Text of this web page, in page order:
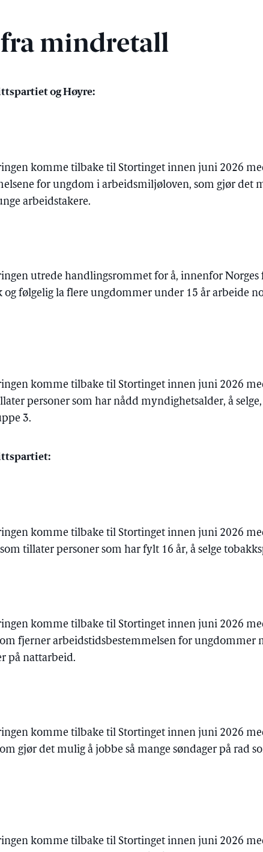
fra mindretall
og Høyre:
komme tilbake til Stortinget innen juni 2026
for ungdom i arbeidsmiljøloven, som gjør det
arbeidstakere.
utrede handlingsrommet for å, innenfor
og følgelig la flere ungdommer under 15 år arbeide
komme tilbake til Stortinget innen juni 2026
personer som har nådd myndighetsalder, å
3.
komme tilbake til Stortinget innen juni 2026
tillater personer som har fylt 16 år, å selge
komme tilbake til Stortinget innen juni 2026
fjerner arbeidstidsbestemmelsen for ungdommer
på nattarbeid.
komme tilbake til Stortinget innen juni 2026
gjør det mulig å jobbe så mange søndager på rad
komme tilbake til Stortinget innen juni 2026